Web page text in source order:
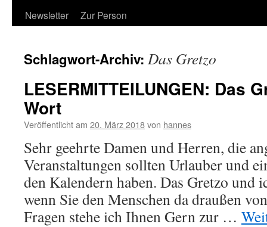
Newsletter
Zur Person
Schlagwort-Archiv: Das Gretzo
LESERMITTEILUNGEN: Das
Wort
Veröffentlicht am 20. März 2018von hannes
Sehr geehrte Damen und Herren, die
Veranstaltungen sollten Urlauber und
den Kalendern haben. Das Gretzo und
wenn Sie den Menschen da draußen
Fragen stehe ich Ihnen Gern zur …